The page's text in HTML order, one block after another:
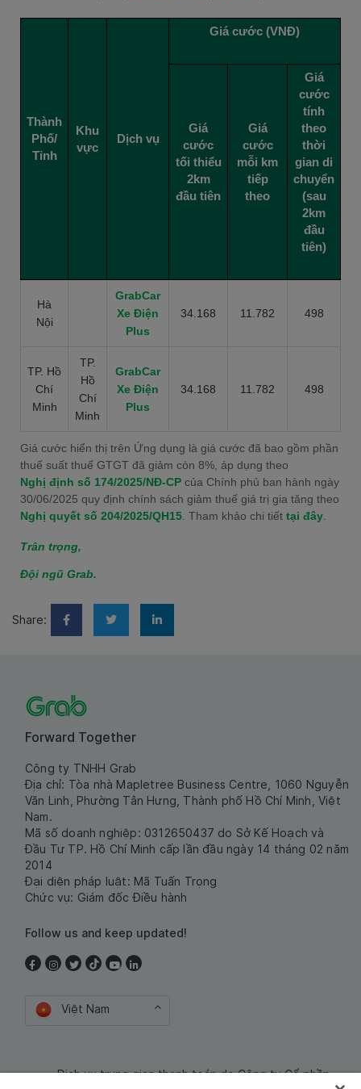
Thành
Phố/
Tỉnh
Khu
vực
Dịch vụ
Giá cước (VNĐ)
Giá
cước
tối thiểu
2km
đầu tiên
Giá
cước
mỗi km
tiếp
theo
Giá
cước
tính
theo
thời
gian di
chuyển
(sau
2km
đầu
tiên)
Hà
Nội
GrabCar
Xe Điện
Plus
34.168 11.782 498
TP. Hồ
Chí
Minh
TP.
Hồ
Chí
Minh
GrabCar
Xe Điện
Plus
34.168 11.782 498
Giá cước hiển thị trên Ứng dụng là giá cước đã bao gồm phần
thuế suất thuế GTGT đã giảm còn 8%, áp dụng theo
Nghị định số 174/2025/NĐ-CP của Chính phủ ban hành ngày
30/06/2025 quy định chính sách giảm thuế giá trị gia tăng theo
Nghị quyết số 204/2025/QH15 . Tham khảo chi tiết tại đây
Trân trọng,
Đội ngũ Grab.
Share:
Forward Together
Công ty TNHH Grab
Địa chỉ: Tòa nhà Mapletree Business Centre, 1060 Nguyễn
Văn Linh, Phường Tân Hưng, Thành phố Hồ Chí Minh, Việt
Nam.
Mã số doanh nghiệp: 0312650437 do Sở Kế Hoạch và
Đầu Tư TP. Hồ Chí Minh cấp lần đầu ngày 14 tháng 02 năm
2014
Đại diện pháp luật: Mã Tuấn Trọng
Chức vụ: Giám đốc Điều hành
Follow us and keep updated!
Việt Nam
Dịch vụ trung gian thanh toán do Công ty Cổ phần